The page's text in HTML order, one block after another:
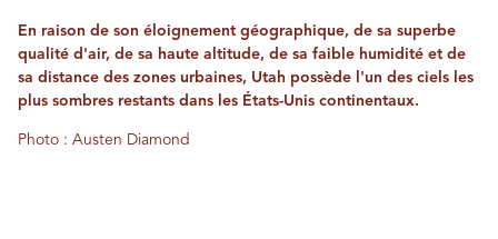
En raison de son éloignement géographique, de sa superbe
qualité d'air, de sa haute altitude, de sa faible humidité et de
sa distance des zones urbaines, Utah possède l'un des ciels les
plus sombres restants dans les États-Unis continentaux.
Photo : Austen Diamond